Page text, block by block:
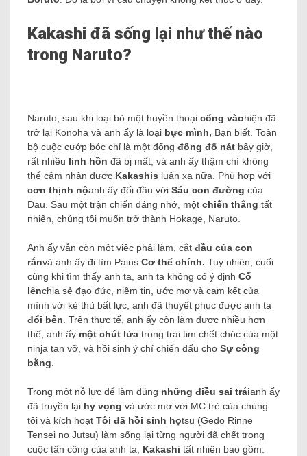
Kakashi đã sống lại như thế nào
trong Naruto?
Naruto, sau khi loại bỏ một huyền thoại cổng vàohiện đã
trở lại Konoha và anh ấy là loại bực mình, Bạn biết. Toàn
bộ cuộc cướp bóc chỉ là một đống đống đổ nát bây giờ,
rất nhiều linh hồn đã bị mất, và anh ấy thậm chí không
thể cảm nhận được Kakashis luân xa nữa. Phù hợp với
cơn thịnh nộanh ấy đối đầu với Sáu con đường của
Đau. Sau một trận chiến đáng nhớ, một chiến thắng tất
nhiên, chúng tôi muốn trở thành Hokage, Naruto.
Anh ấy vẫn còn một việc phải làm, cắt đầu của con
rắnvà anh ấy đi tìm Pains Cơ thể chính. Tuy nhiên, cuối
cùng khi tìm thấy anh ta, anh ta không có ý định Cố
lênchia sẻ đạo đức, niềm tin, ước mơ và cam kết của
mình với kẻ thù bất lực, anh đã thuyết phục được anh ta
đổi bên. Trên thực tế, anh ấy còn làm được nhiều hơn
thế, anh ấy một chút lửa trong trái tim chết chóc của một
ninja tan vỡ, và hồi sinh ý chí chiến đấu cho Sự công
bằng.
Trong một nỗ lực để làm đúng những điều sai tráianh ấy
đã truyền lại hy vọng và ước mơ với MC trẻ của chúng
tôi và kích hoạt Tôi đã hồi sinh họtsu (Gedo Rinne
Tensei no Jutsu) làm sống lại từng người đã chết trong
cuộc tấn công của anh ta, Kakashi tất nhiên bao gồm.